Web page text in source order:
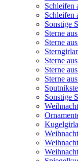
Schleifen
Schleifen
Sonstige
Sterne
Sterne
Sterne
Sterne
Sterne
Sonstige